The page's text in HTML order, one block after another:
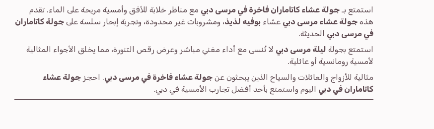
استمتع بـ جولة عشاء كاتاماران فاخرة في مرسى دبي مع مناظر خلابة للأفق وأمسية مريحة على الماء. تقدم
هذه جولة عشاء مرسى دبي عشاء بوفيه لذيذ، ومشروبات غير محدودة، وتجربة إبحار سلسة على جولة كاتاماران
في مرسى دبي الحديثة.
استمتع بجولة ليلة مرسى دبي لا تُنسى مع أداء مغني مباشر وعرض رقص التنورة، مما يخلق الأجواء المثالية
لأمسية رومانسية أو عائلية.
مثالية للأزواج والعائلات والسياح الذين يبحثون عن جولة عشاء فاخرة في مرسى دبي. احجز جولة عشاء
كاتاماران في دبي اليوم واستمتع بأحد أفضل تجارب الأمسية في دبي.